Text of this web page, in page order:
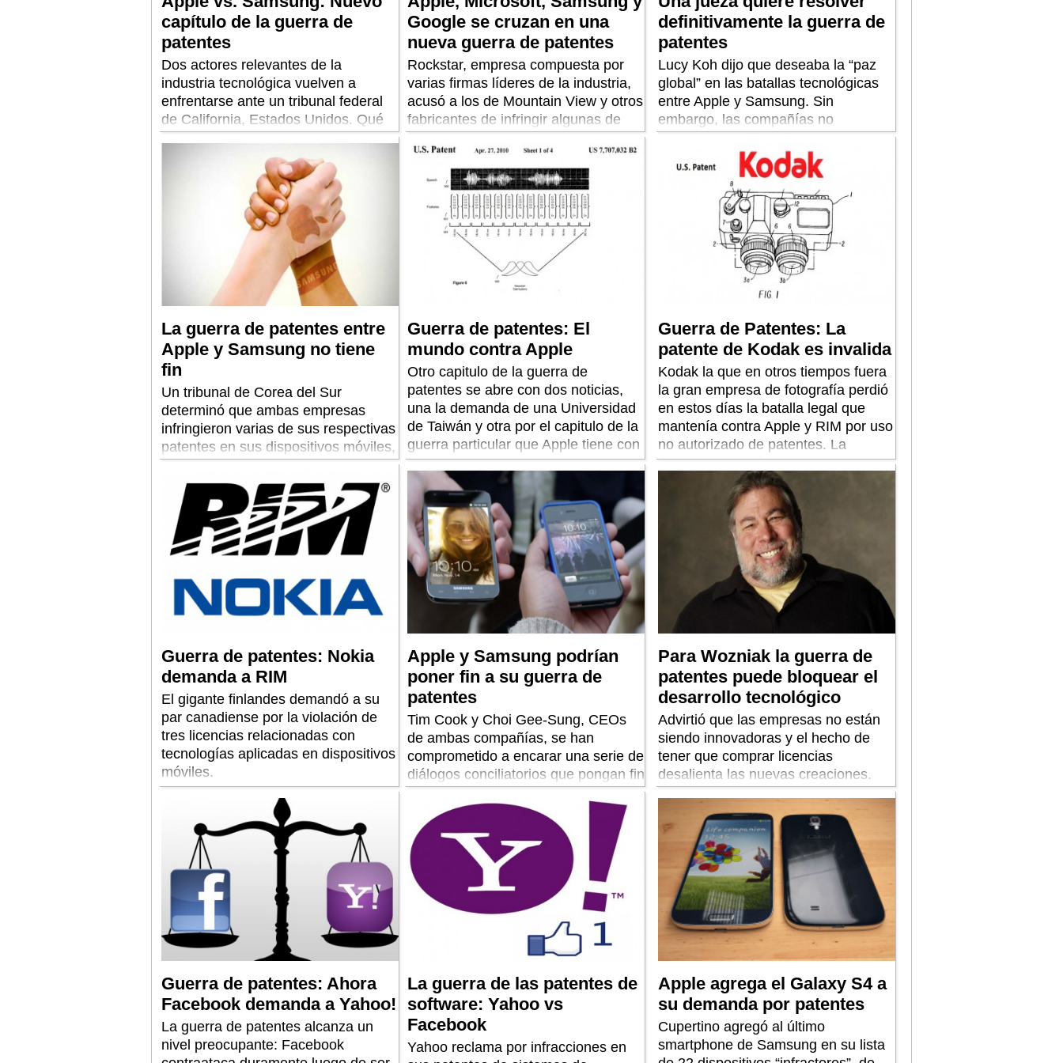
capítulo de la guerra de
patentes
Dos actores relevantes de la
industria tecnológica vuelven a
enfrentarse ante un tribunal federal
de California, Estados Unidos. Qué
Google se cruzan en una
nueva guerra de patentes
Rockstar, empresa compuesta por
varias firmas líderes de la industria,
acusó a los de Mountain View y otros
fabricantes de infringir algunas de
2011.
definitivamente la guerra de
patentes
Lucy Koh dijo que deseaba la “paz
global” en las batallas tecnológicas
entre Apple y Samsung. Sin
embargo, las compañías no
estadounidense.
La guerra de patentes entre
Apple y Samsung no tiene
fin
Un tribunal de Corea del Sur
determinó que ambas empresas
infringieron varias de sus respectivas
patentes en sus dispositivos móviles,
la retirada del mercado de algunos
productos con esas tecnologías.
Guerra de patentes: El
mundo contra Apple
Otro capitulo de la guerra de
patentes se abre con dos noticias,
una la demanda de una Universidad
de Taiwán y otra por el capitulo de la
guerra particular que Apple tiene con
Samsung. En una demandado y en
otra demandante.
Guerra de Patentes: La
patente de Kodak es invalida
Kodak la que en otros tiempos fuera
la gran empresa de fotografía perdió
en estos días la batalla legal que
mantenía contra Apple y RIM por uso
no autorizado de patentes. La
delicada situación de la empresa
fotográfica. Las guerras de patentes
en desarrollo.
Guerra de patentes: Nokia
demanda a RIM
El gigante finlandes demandó a su
par canadiense por la violación de
tres licencias relacionadas con
tecnologías aplicadas en dispositivos
móviles.
Apple y Samsung podrían
poner fin a su guerra de
patentes
Tim Cook y Choi Gee-Sung, CEOs
de ambas compañías, se han
comprometido a encarar una serie de
diálogos conciliatorios que pongan fin
Para Wozniak la guerra de
patentes puede bloquear el
desarrollo tecnológico
Advirtió que las empresas no están
siendo innovadoras y el hecho de
tener que comprar licencias
desalienta las nuevas creaciones.
mercados que no existían”.
Guerra de patentes: Ahora
Facebook demanda a Yahoo!
La guerra de patentes alcanza un
nivel preocupante: Facebook
La guerra de las patentes de
software: Yahoo vs
Facebook
Yahoo reclama por infracciones en
Apple agrega el Galaxy S4 a
su demanda por patentes
Cupertino agregó al último
smartphone de Samsung en su lista